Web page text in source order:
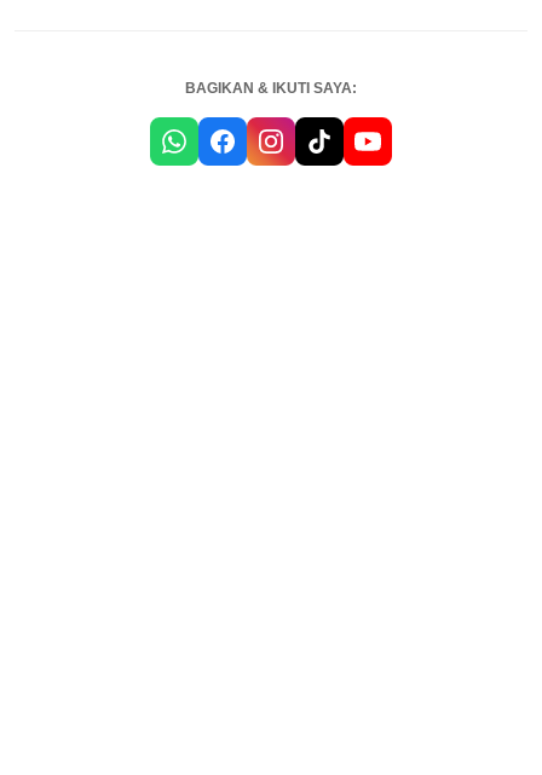
BAGIKAN & IKUTI SAYA: